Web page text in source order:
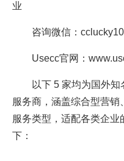
业
咨询微信：
Usecc官网：
以下 5 家均为国外
服务商，涵盖综合型营销
服务类型，适配各类企
下：